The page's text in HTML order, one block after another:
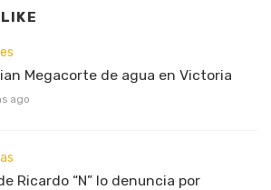
Megacorte de agua en Victoria
ago
Ricardo “N” lo denuncia por